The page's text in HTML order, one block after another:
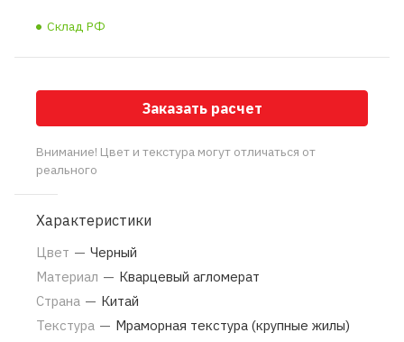
Склад РФ
Заказать расчет
Внимание! Цвет и текстура могут отличаться от
реального
Характеристики
Цвет — Черный
Материал — Кварцевый агломерат
Страна — Китай
Текстура — Мраморная текстура (крупные жилы)